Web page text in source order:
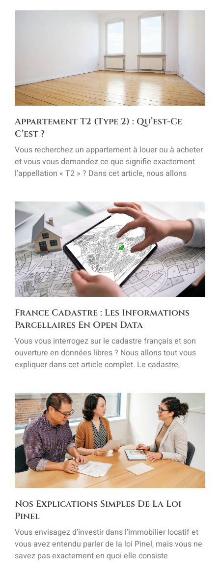
Appartement T2 (Type 2) : Qu’est-Ce
C’est ?
Vous recherchez un appartement à louer ou à acheter
et vous vous demandez ce que signifie exactement
l’appellation « T2 » ? Dans cet article, nous allons
France Cadastre : Les Informations
Parcellaires En Open Data
Vous vous interrogez sur le cadastre français et son
ouverture en données libres ? Nous allons tout vous
expliquer dans cet article complet. Le cadastre,
Nos Explications Simples De La Loi
Pinel
Vous envisagez d’investir dans l’immobilier locatif et
vous avez entendu parler de la loi Pinel, mais vous ne
savez pas exactement en quoi elle consiste